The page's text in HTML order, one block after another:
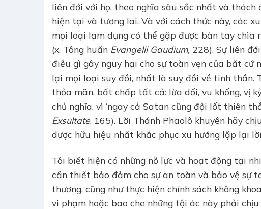
liên đới với họ, theo nghĩa sâu sắc nhất và
hiện tại và tương lai. Và với cách thức này, các
mọi loại lạm dụng có thể gặp được bàn tay
(x. Tông huấn Evangelii Gaudium, 228). Sự liên
điều gì gây nguy hại cho sự toàn vẹn của bất cứ
lại mọi loại suy đồi, nhất là suy đồi về tinh thần.
thỏa mãn, bất chấp tất cả: lừa dối, vu khống, vị
chủ nghĩa, vì ‘ngay cả Satan cũng đội lốt thiên
Exsultate, 165). Lời Thánh Phaolô khuyên hãy
dược hữu hiệu nhất khắc phục xu hướng lặp lại
Tôi biết hiện có những nỗ lực và hoạt động tại
cần thiết bảo đảm cho sự an toàn và bảo vệ sự
thương, cũng như thực hiện chính sách không
vi phạm hoặc bao che những tội ác này phải